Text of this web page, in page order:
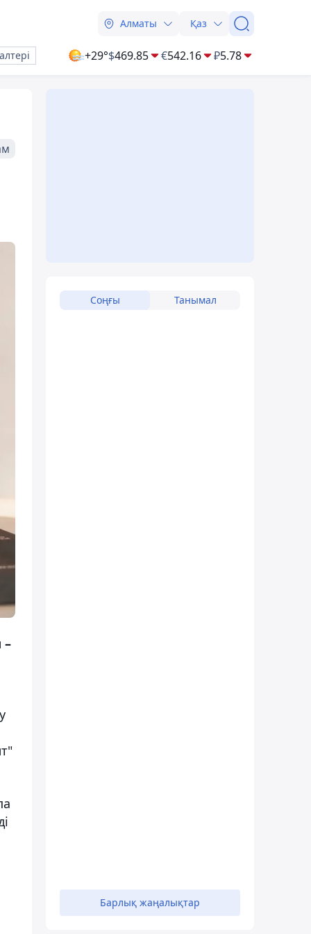
Алматы Қаз
+29°$469.85 €542.16 ₽5.78
–
Соңғы Танымал
Барлық жаңалықтар